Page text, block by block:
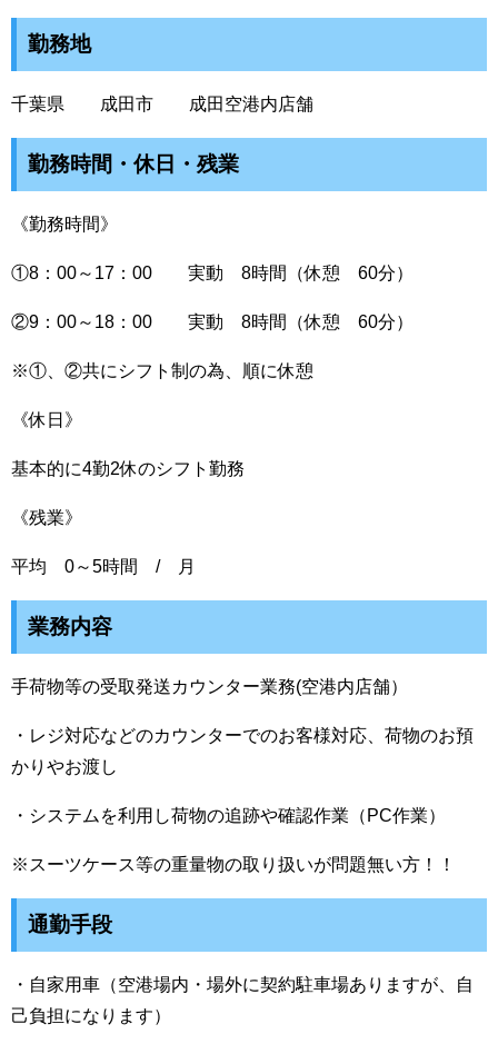
勤務地
千葉県 成田市 成田空港内店舗
勤務時間・休日・残業
《勤務時間》
①8：00～17：00 実動 8時間（休憩 60分）
②9：00～18：00 実動 8時間（休憩 60分）
※①、②共にシフト制の為、順に休憩
《休日》
基本的に4勤2休のシフト勤務
《残業》
平均 0～5時間 / 月
業務内容
手荷物等の受取発送カウンター業務(空港内店舗）
・レジ対応などのカウンターでのお客様対応、荷物のお預
かりやお渡し
・システムを利用し荷物の追跡や確認作業（PC作業）
※スーツケース等の重量物の取り扱いが問題無い方！！
通勤手段
・自家用車（空港場内・場外に契約駐車場ありますが、自
己負担になります）